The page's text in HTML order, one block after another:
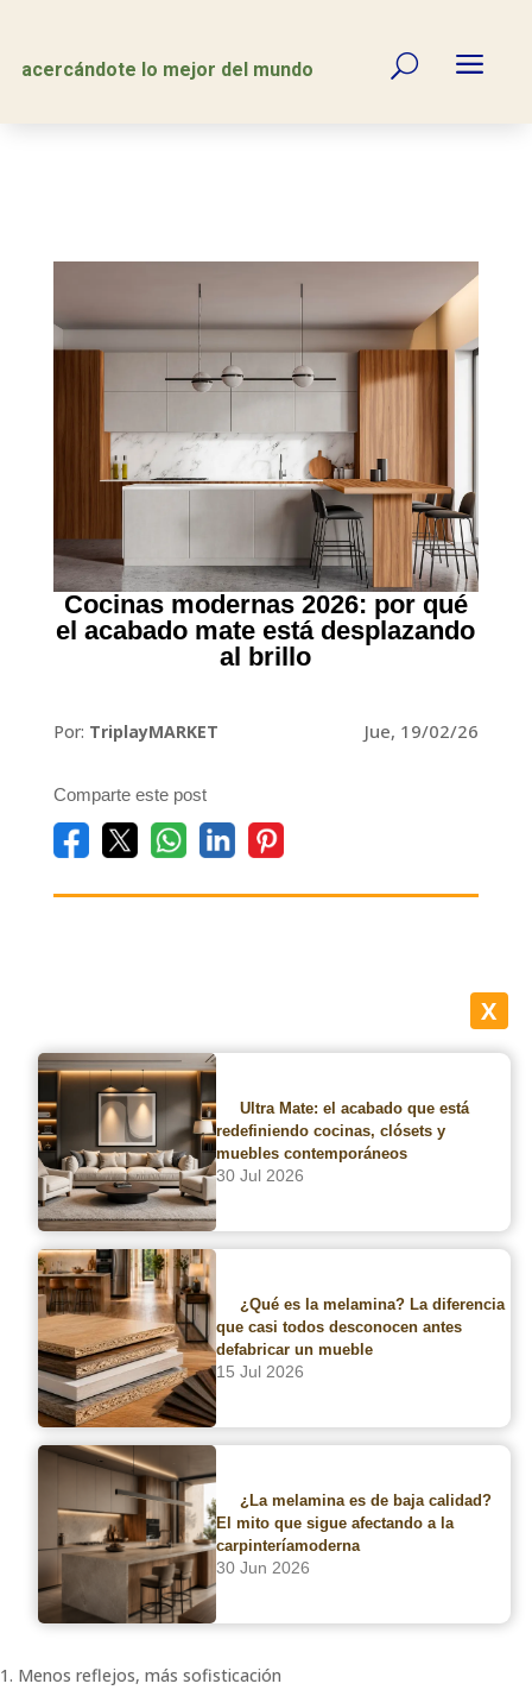
acercándote lo mejor del mundo U a
Cocinas modernas 2026: por qué
el acabado mate está desplazando
al brillo
Por: TriplayMARKET Jue, 19/02/26
Comparte este post
Del alto brillo al mate: la evolución del diseño de cocinas en 2026
Durante años, el alto brillo dominó el diseño de cocinas modernas.
Superficies reflectantes, efecto espejo y una sensación de amplitud
visual eran sinónimo de tendencia. Sin embargo, en 2026 el
escenario está cambiando. El acabado mate se está posicionando
como la elección preferida en proyectos residenciales y comerciales.
La razón no es solo estética. Es técnica.
1. Menos reflejos, más sofisticación
X
Ultra Mate: el acabado que está
redefiniendo cocinas, clósets y
muebles contemporáneos
30 Jul 2026
¿Qué es la melamina? La diferencia
que casi todos desconocen antes
defabricar un mueble
15 Jul 2026
¿La melamina es de baja calidad?
El mito que sigue afectando a la
carpinteríamoderna
30 Jun 2026